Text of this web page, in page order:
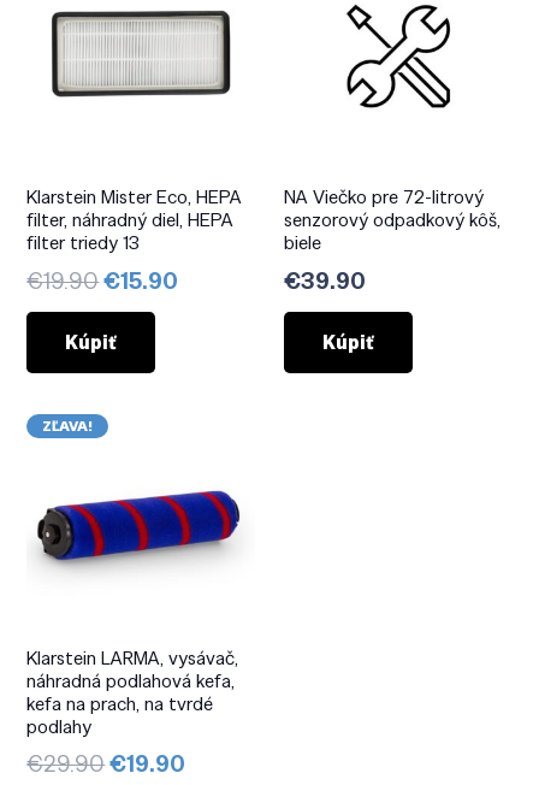
Klarstein Mister Eco, HEPA
filter, náhradný diel, HEPA
filter triedy 13
€19.90Pôvodná
cena
bola:
€19.90.
€15.90
Kúpiť
NA Viečko pre 72-litrový
senzorový odpadkový kôš,
biele
€39.90
Kúpiť
ZĽAVA!
Klarstein LARMA, vysávač,
náhradná podlahová kefa,
kefa na prach, na tvrdé
podlahy
€29.90Pôvodná
€19.90